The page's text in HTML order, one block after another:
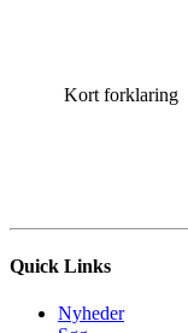
Kort forklaring
Quick Links
Nyheder